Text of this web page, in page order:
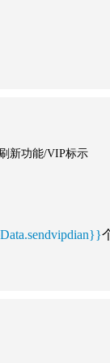
新功能/VIP标示